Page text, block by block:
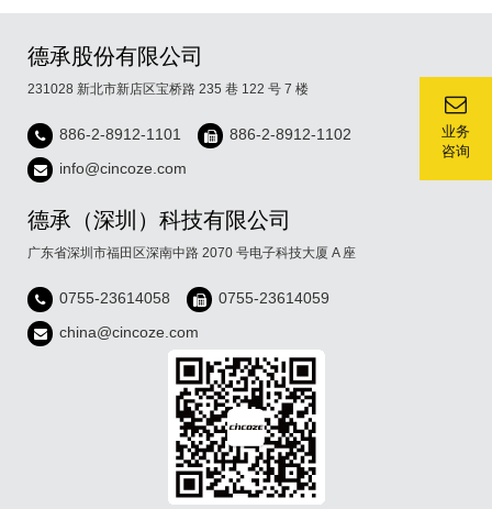
业务
咨询
德承股份有限公司
231028 新北市新店区宝桥路 235 巷 122 号 7 楼
886-2-8912-1101
886-2-8912-1102
info@cincoze.com
德承（深圳）科技有限公司
广东省深圳市福田区深南中路 2070 号电子科技大厦 A 座
0755-23614058
0755-23614059
china@cincoze.com